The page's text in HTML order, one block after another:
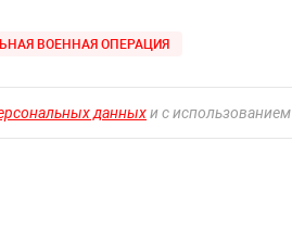
ВОЕННАЯ ОПЕРАЦИЯ
данныхи с